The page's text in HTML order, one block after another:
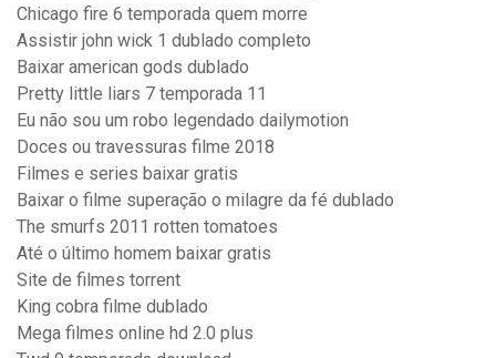
Chicago fire 6 temporada quem morre
Assistir john wick 1 dublado completo
Baixar american gods dublado
Pretty little liars 7 temporada 11
Eu não sou um robo legendado dailymotion
Doces ou travessuras filme 2018
Filmes e series baixar gratis
Baixar o filme superação o milagre da fé dublado
The smurfs 2011 rotten tomatoes
Até o último homem baixar gratis
Site de filmes torrent
King cobra filme dublado
Mega filmes online hd 2.0 plus